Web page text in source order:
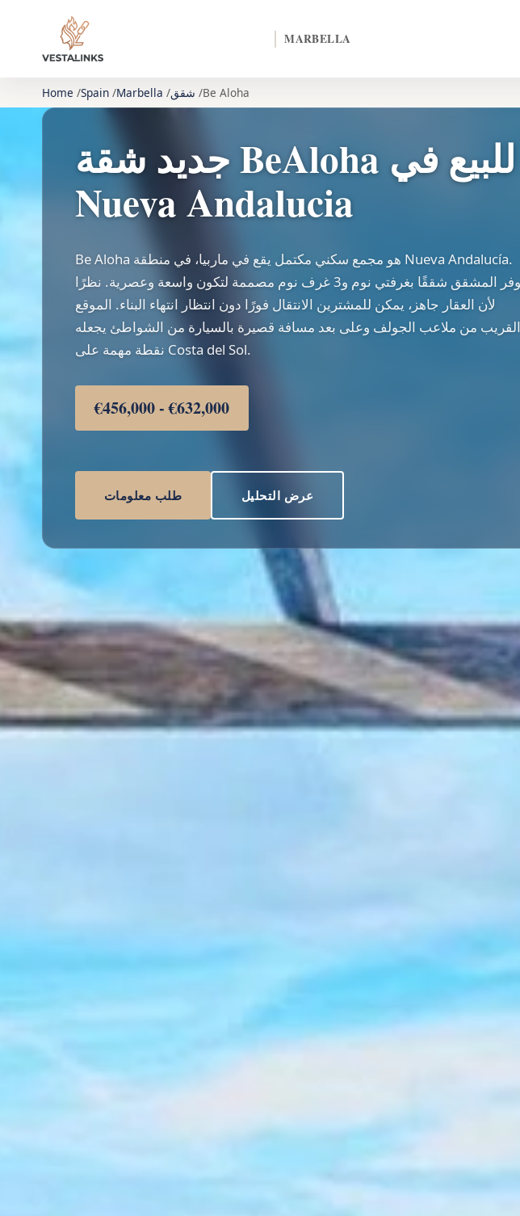
MARBELLA
Home Spain Marbella شقق Be Aloha
جديد شقة BeAloha للبيع في
Nueva Andalucia
Be Aloha هو مجمع سكني مكتمل يقع في ماربيا، في منطقة Nueva Andalucía.
يوفر المشقق شققًا بغرفتي نوم و3 غرف نوم مصممة لتكون واسعة وعصرية. نظرًا
لأن العقار جاهز، يمكن للمشترين الانتقال فورًا دون انتظار انتهاء البناء. الموقع
القريب من ملاعب الجولف وعلى بعد مسافة قصيرة بالسيارة من الشواطئ يجعله
نقطة مهمة على Costa del Sol.
€456,000 - €632,000
طلب معلومات عرض التحليل